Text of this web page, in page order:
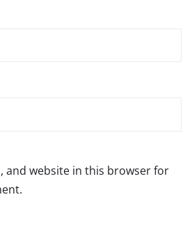
and website in this browser for